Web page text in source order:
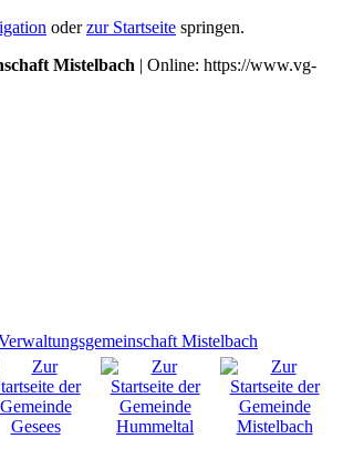
oderzur Startseite springen.
Mistelbach | Online: https://www.vg-